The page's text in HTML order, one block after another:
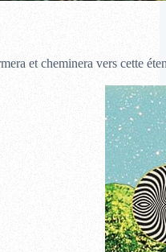
et cheminera vers cette